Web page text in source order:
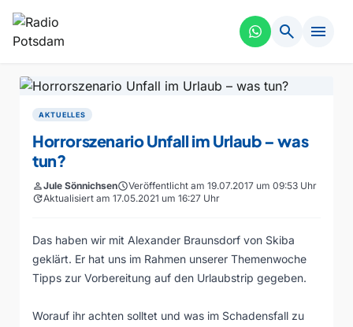
search menu
AKTUELLES
Horrorszenario Unfall im Urlaub – was
tun?
personJule SönnichsenscheduleVeröffentlicht am 19.07.2017 um 09:53 Uhr
updateAktualisiert am 17.05.2021 um 16:27 Uhr
Das haben wir mit Alexander Braunsdorf von Skiba
geklärt. Er hat uns im Rahmen unserer Themenwoche
Tipps zur Vorbereitung auf den Urlaubstrip gegeben.
Worauf ihr achten solltet und was im Schadensfall zu